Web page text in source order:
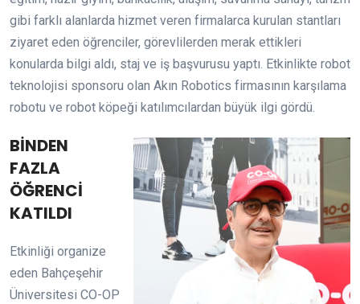
gibi farklı alanlarda hizmet veren firmalarca kurulan stantları
ziyaret eden öğrenciler, görevlilerden merak ettikleri
konularda bilgi aldı, staj ve iş başvurusu yaptı. Etkinlikte robot
teknolojisi sponsoru olan Akın Robotics firmasının karşılama
robotu ve robot köpeği katılımcılardan büyük ilgi gördü.
BİNDEN
FAZLA
ÖĞRENCİ
KATILDI
Etkinliği organize
eden Bahçeşehir
Üniversitesi CO-OP